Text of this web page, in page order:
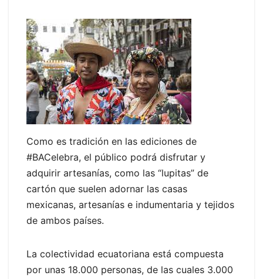
Como es tradición en las ediciones de
#BACelebra, el público podrá disfrutar y
adquirir artesanías, como las “lupitas” de
cartón que suelen adornar las casas
mexicanas, artesanías e indumentaria y tejidos
de ambos países.
La colectividad ecuatoriana está compuesta
por unas 18.000 personas, de las cuales 3.000